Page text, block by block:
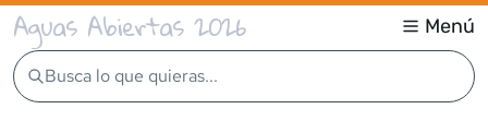
Aguas Abiertas 2026 Menú
Busca lo que quieras...